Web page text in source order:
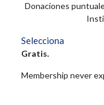
Donaciones
Selecciona
Gratis.
Membership never